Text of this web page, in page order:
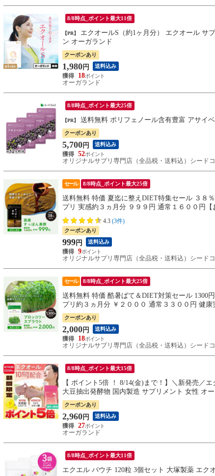
8/8時点_ポイント最大11倍
【PR】
ン オーガランド
クーポンあり
1,980 円 送料込み
18
オーガランド
8/8時点_ポイント最大25倍
【PR】 送料無料 ポリフェノール含有豊富 アサイ
クーポンあり
5,700 円 送料込み
52
オリジナルサプリ専門店（全品税・送料込）シード
セール 8/8時点_ポイント最大25倍
送料無料 特価 夏迄に整えDIET特集セール ３８
プリ 実感約３ヵ月分 ９９９円 通常１６００円【
4.3 (3件)
クーポンあり
999 円 送料込み
9
オリジナルサプリ専門店（全品税・送料込）シード
セール 8/8時点_ポイント最大25倍
送料無料 特価 酷暑ばて＆DIET対策セール 1300
プリ約３ヵ月分 ￥２０００ 通常３３００円 健
クーポンあり
2,000 円 送料込み
18
オリジナルサプリ専門店（全品税・送料込）シード
8/8時点_ポイント最大15倍
【 ポイント5倍 ！ 8/14(金)まで！】＼新発売／
大豆抽出発酵物 国内製造 サプリメント 女性 オ
クーポンあり
2,960 円 送料込み
27
オーガランド
8/8時点_ポイント最大11倍
エクエル パウチ 120粒 3個セット 大塚製薬 エク